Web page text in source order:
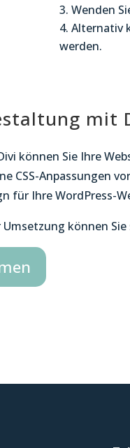
Wenden
Alternativ
werden.
mit
können Sie Ihre
CSS-Anpassungen
für Ihre WordPress-
Umsetzung können